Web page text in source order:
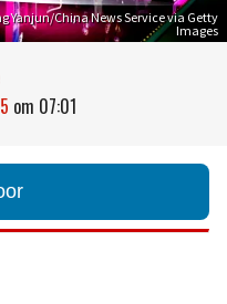
Yanjun/China News Service via Getty
Images
om 07:01